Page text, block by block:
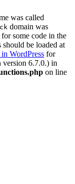
was called
domain was
some code in the
be loaded at
WordPress for
version 6.7.0.) in
on line